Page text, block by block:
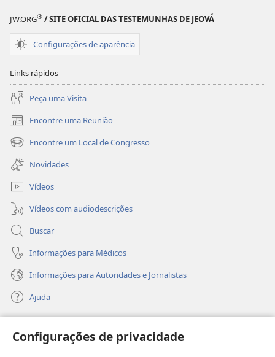
Configurações de privacidade
JW.ORG® / SITE OFICIAL DAS TESTEMUNHAS DE JEOVÁ
Configurações de aparência
Links rápidos
Peça uma Visita
Encontre uma Reunião
(abre
nova
janela)
Encontre um Local de Congresso
(abre
nova
janela)
Novidades
Vídeos
Vídeos com audiodescrições
Buscar
Informações para Médicos
Informações para Autoridades e Jornalistas
Ajuda
(abre
nova